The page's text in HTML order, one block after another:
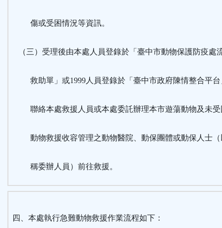
傷或受困情況等資訊。
（三）受理後由本處人員登錄於「臺中市動物保護防疫處
救助單」或1999人員登錄於「臺中市政府陳情整合平台
聯絡本處救援人員或本處委託辦理本市遊蕩動物及未受
動物救援收容管理之動物醫院、動保團體或動保人士（
稱委辦人員）前往救援。
四、本處執行急難動物救援作業流程如下：